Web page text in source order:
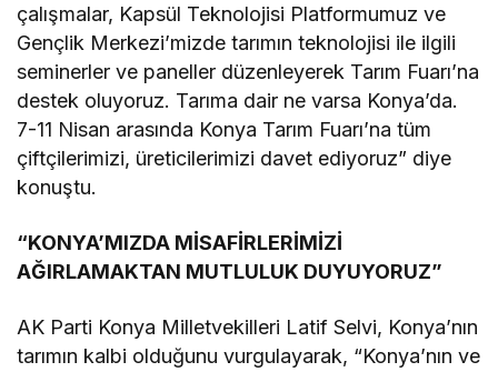
çalışmalar, Kapsül Teknolojisi Platformumuz ve
Gençlik Merkezi’mizde tarımın teknolojisi ile ilgili
seminerler ve paneller düzenleyerek Tarım Fuarı’na
destek oluyoruz. Tarıma dair ne varsa Konya’da.
7-11 Nisan arasında Konya Tarım Fuarı’na tüm
çiftçilerimizi, üreticilerimizi davet ediyoruz” diye
konuştu.
“KONYA’MIZDA MİSAFİRLERİMİZİ
AĞIRLAMAKTAN MUTLULUK DUYUYORUZ”
AK Parti Konya Milletvekilleri Latif Selvi, Konya’nın
tarımın kalbi olduğunu vurgulayarak, “Konya’nın ve